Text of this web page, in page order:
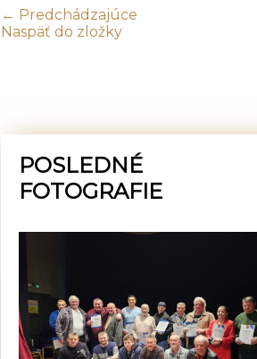
← Predchádzajúce
Naspäť do zložky
POSLEDNÉ
FOTOGRAFIE